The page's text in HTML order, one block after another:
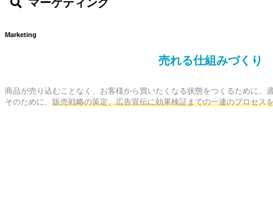
マーケティング
Marketing
売れる仕組みづくり
商品が売り込むことなく、お客様から買いたくなる状態をつくるために
そのために、 販売戦略の策定、広告宣伝に効果検証までの一連のプロセス